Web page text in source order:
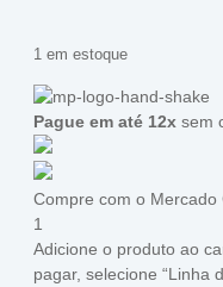
1 em estoque
Pague em até 12x sem
Compre com o
1
Adicione o produto ao
pagar, selecione “Linha